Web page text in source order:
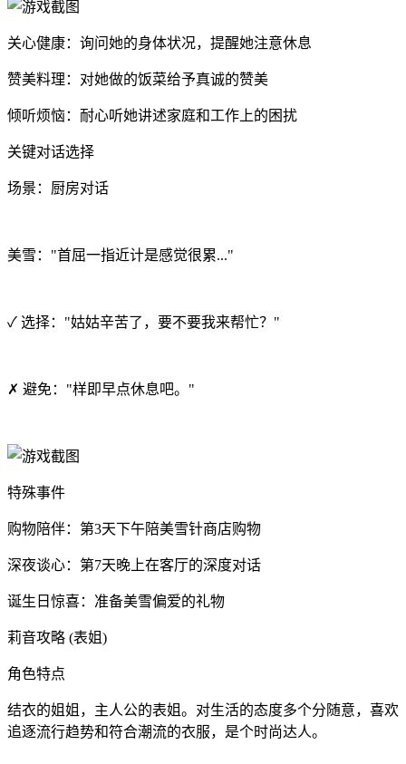
关心健康：询问她的身体状况，提醒她注意休息
赞美料理：对她做的饭菜给予真诚的赞美
倾听烦恼：耐心听她讲述家庭和工作上的困扰
关键对话选择
场景：厨房对话
美雪："首屈一指近计是感觉很累..."
✓ 选择："姑姑辛苦了，要不要我来帮忙？"
✗ 避免："样即早点休息吧。"
特殊事件
购物陪伴：第3天下午陪美雪针商店购物
深夜谈心：第7天晚上在客厅的深度对话
诞生日惊喜：准备美雪偏爱的礼物
莉音攻略 (表姐)
角色特点
结衣的姐姐，主人公的表姐。对生活的态度多个分随意，喜欢
追逐流行趋势和符合潮流的衣服，是个时尚达人。